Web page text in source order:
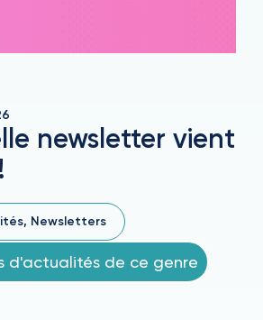
newsletter vient
, Newsletters
d'actualités de ce genre